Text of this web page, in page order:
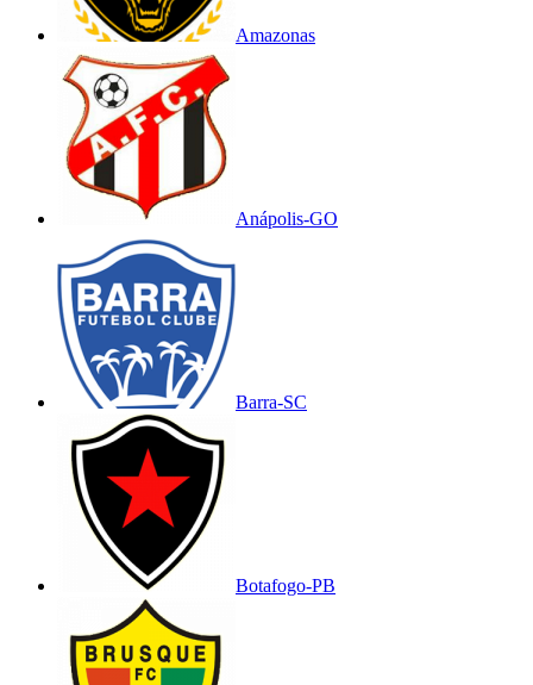
Amazonas
Anápolis-GO
Barra-SC
Botafogo-PB